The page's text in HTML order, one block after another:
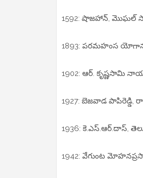
1592: షాజహాన్, మొఘల్
1893: పరమహంస
1902: ఆర్. కృష్ణసామి
1927: బెజవాడ పాపిరెడ్డి,
1936: కె.ఎస్.ఆర్.దాస్,
1942: వేగుంట